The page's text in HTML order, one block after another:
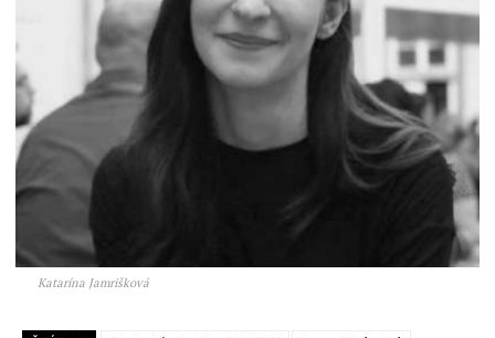
Katarína Jamrišková